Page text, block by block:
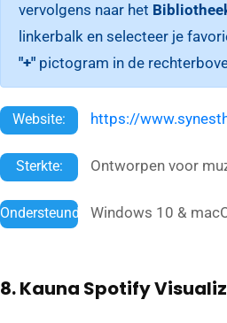
vervolgens naar het
linkerbalk en selecteer je
"+" pictogram in de
Website: https://
Sterkte: Ontworpen voor
Ondersteund: Windows 10 &
8. Kauna Spotify